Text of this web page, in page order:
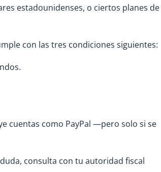
estadounidenses, o ciertos planes de
con las tres condiciones siguientes:
cuentas como PayPal —pero solo si se
consulta con tu autoridad fiscal